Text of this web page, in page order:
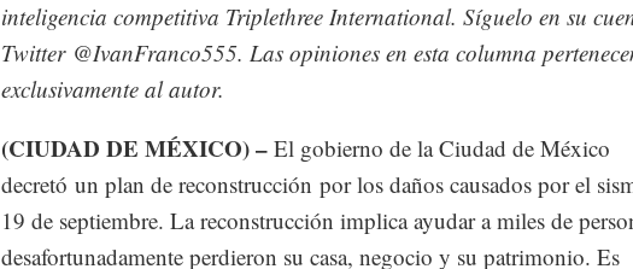
inteligencia competitiva Triplethree International. Síguelo en su
Twitter @IvanFranco555. Las opiniones en esta columna
exclusivamente al autor.
(CIUDAD DE MÉXICO) – El gobierno de la Ciudad de México
decretó un plan de reconstrucción por los daños causados por el
19 de septiembre. La reconstrucción implica ayudar a miles de
desafortunadamente perdieron su casa, negocio y su patrimonio. Es